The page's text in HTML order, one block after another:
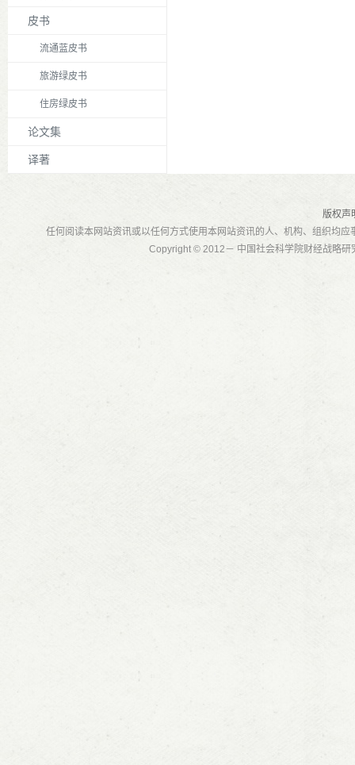
皮书
流通蓝皮书
旅游绿皮书
住房绿皮书
论文集
译著
版权声
任何阅读本网站资讯或以任何方式使用本网站资讯的人、机构、组织均应
Copyright © 2012－ 中国社会科学院财经战略